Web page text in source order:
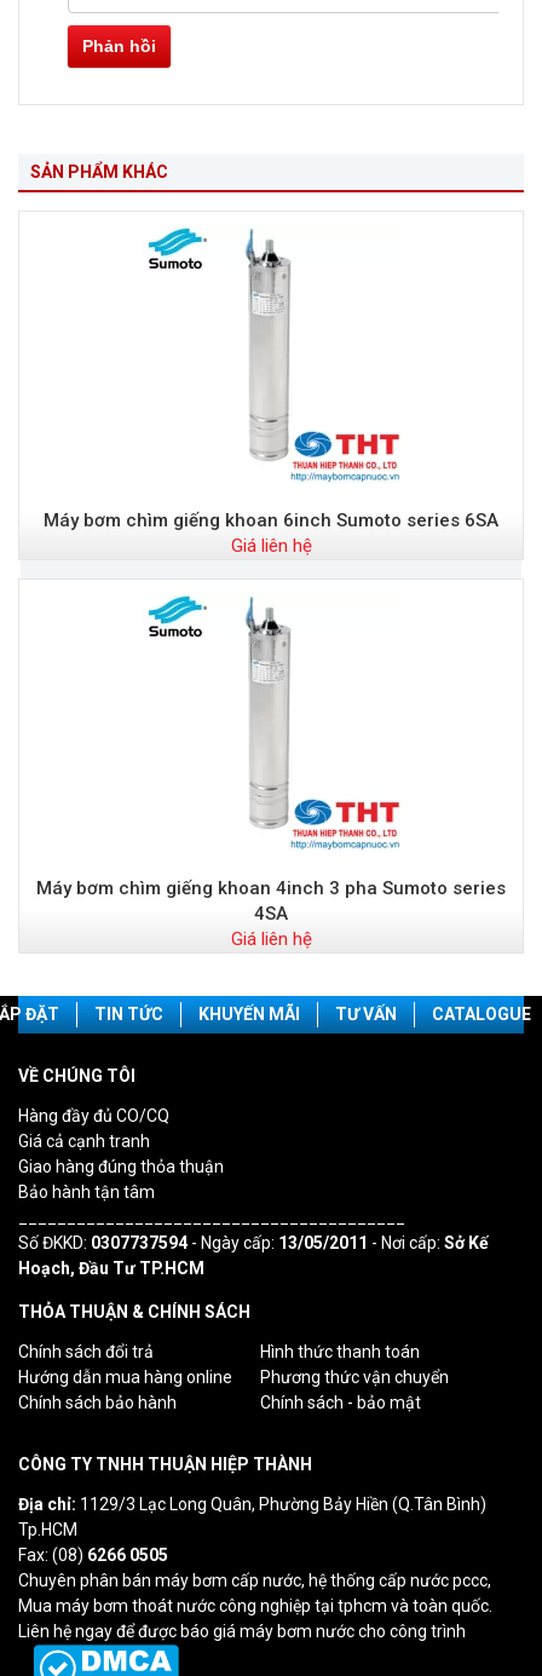
Phản hồi
SẢN PHẨM KHÁC
Máy bơm chìm giếng khoan 6inch Sumoto series 6SA
Giá liên hệ
Máy bơm chìm giếng khoan 4inch 3 pha Sumoto series
4SA
Giá liên hệ
ĐẶT TIN TỨC KHUYẾN MÃI TƯ VẤN CATALOGUE
VỀ CHÚNG TÔI
Hàng đầy đủ CO/CQ
Giá cả cạnh tranh
Giao hàng đúng thỏa thuận
Bảo hành tận tâm
Số ĐKKD: 0307737594- Ngày cấp: 13/05/2011 - Nơi cấp: Sở Kế
Hoạch, Đầu Tư TP.HCM
THỎA THUẬN & CHÍNH SÁCH
Chính sách đổi trả
Hình thức thanh toán
Hướng dẫn mua hàng online
Phương thức vận chuyển
Chính sách bảo hành
Chính sách - bảo mật
CÔNG TY TNHH THUẬN HIỆP THÀNH
Địa chỉ: 1129/3 Lạc Long Quân, Phường Bảy Hiền (Q.Tân Bình)
Tp.HCM
Fax: (08) 6266 0505
Chuyên phân bán máy bơm cấp nước, hệ thống cấp nước pccc,
Mua máy bơm thoát nước công nghiệp tại tphcm và toàn quốc.
Liên hệ ngay để được báo giá máy bơm nước cho công trình